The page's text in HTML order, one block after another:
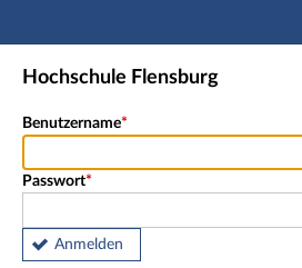
Freier Zugang
Fußzeile
Hochschule Flensburg
Benutzername
Passwort
Anmelden